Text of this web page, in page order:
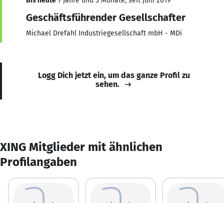
Geschäftsführender Gesellschafter
Michael Drefahl Industriegesellschaft mbH - MDi
Logg Dich jetzt ein, um das ganze Profil zu
sehen.
XING Mitglieder mit ähnlichen
Profilangaben